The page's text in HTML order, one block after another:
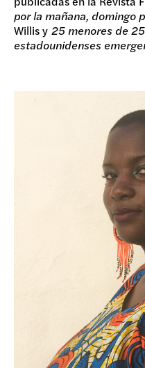
por la mañana, domingo
Willis y 25 menores de
estadounidenses